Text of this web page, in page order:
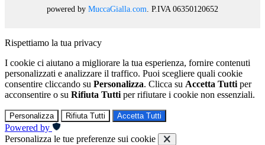
powered by MuccaGialla.com . P.IVA 06350120652
Rispettiamo la tua privacy
I cookie ci aiutano a migliorare la tua esperienza, fornire contenuti
personalizzati e analizzare il traffico. Puoi scegliere quali cookie
consentire cliccando su Personalizza. Clicca su Accetta Tutti per
acconsentire o su Rifiuta Tutti per rifiutare i cookie non essenziali.
Personalizza Rifiuta Tutti Accetta Tutti
Powered by
Personalizza le tue preferenze sui cookie